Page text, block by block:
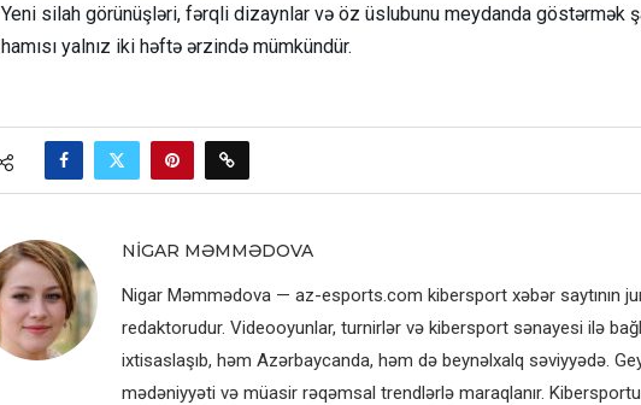
Yeni silah görünüşləri, fərqli dizaynlar və öz üslubunu meydanda göstərmək
hamısı yalnız iki həftə ərzində mümkündür.
NIGAR MƏMMƏDOVA
Nigar Məmmədova — az-esports.com kibersport xəbər saytının
redaktorudur. Videooyunlar, turnirlər və kibersport sənayesi ilə
ixtisaslaşıb, həm Azərbaycanda, həm də beynəlxalq səviyyədə.
mədəniyyəti və müasir rəqəmsal trendlərlə maraqlanır.